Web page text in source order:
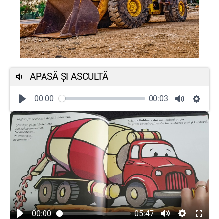
APASĂ ȘI ASCULTĂ
00:00 00:03
00:00 05:47